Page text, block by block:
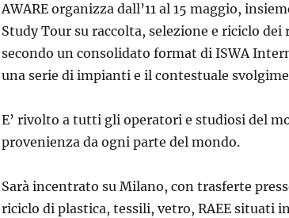
AWARE organizza dall’11 al 15 maggio,
Study Tour su raccolta, selezione e riciclo
secondo un consolidato format di ISWA
una serie di impianti e il contestuale
E’ rivolto a tutti gli operatori e studiosi del
provenienza da ogni parte del mondo.
Sarà incentrato su Milano, con trasferte
riciclo di plastica, tessili, vetro, RAEE situati